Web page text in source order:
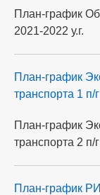
План-график
2021-2022 у.г.
План-график
транспорта 1 п/
План-график
транспорта 2 п/
План-график